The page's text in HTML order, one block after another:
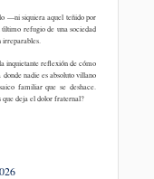
—ni siquiera aquel teñido por
refugio de una sociedad
irreparables.
inquietante reflexión de cómo
nadie es absoluto villano
familiar que se deshace.
que deja el dolor fraternal?